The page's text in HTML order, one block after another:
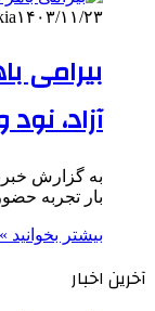
۱۴۰۳/۱۱/۲۳
آزاد،
به گزارش
بار تجربه
بیشتر بخوانید »
آخرین اخبار